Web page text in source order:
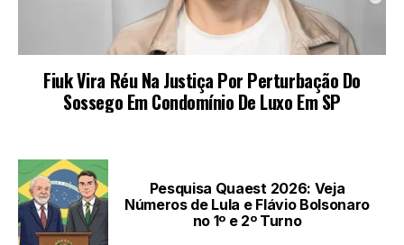
Pesquisa Quaest 2026: Veja
Números de Lula e Flávio Bolsonaro
no 1º e 2º Turno